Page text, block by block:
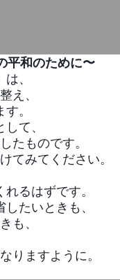
平和のために〜
、
え、
。
て、
たものです。
てみてください。
るはずです。
たいときも、
も、
りますように。